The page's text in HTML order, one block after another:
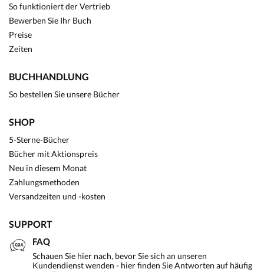
So funktioniert der Vertrieb
Bewerben Sie Ihr Buch
Preise
Zeiten
BUCHHANDLUNG
So bestellen Sie unsere Bücher
SHOP
5-Sterne-Bücher
Bücher mit Aktionspreis
Neu in diesem Monat
Zahlungsmethoden
Versandzeiten und -kosten
SUPPORT
FAQ
Schauen Sie hier nach, bevor Sie sich an unseren
Kundendienst wenden - hier finden Sie Antworten auf häufig